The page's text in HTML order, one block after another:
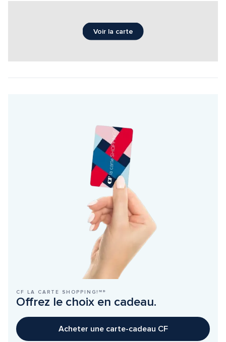
Voir la carte
CF LA CARTE SHOPPING!ᴹᴰ
Offrez le choix en cadeau.
Acheter une carte-cadeau CF